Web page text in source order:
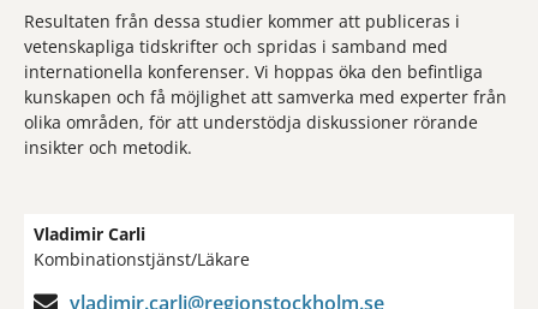
Resultaten från dessa studier kommer att publiceras i
vetenskapliga tidskrifter och spridas i samband med
internationella konferenser. Vi hoppas öka den befintliga
kunskapen och få möjlighet att samverka med experter från
olika områden, för att understödja diskussioner rörande
insikter och metodik.
Vladimir Carli
Kombinationstjänst/Läkare
vladimir.carli@regionstockholm.se